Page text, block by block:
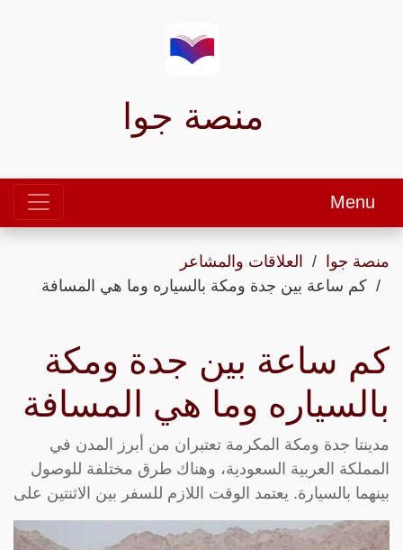
منصة جوا
Menu
منصة جوا
العلاقات والمشاعر
كم ساعة بين جدة ومكة بالسياره وما هي المسافة
كم ساعة بين جدة ومكة
بالسياره وما هي المسافة
مدينتا جدة ومكة المكرمة تعتبران من أبرز المدن في
المملكة العربية السعودية، وهناك طرق مختلفة للوصول
بينهما بالسيارة. يعتمد الوقت اللازم للسفر بين الاثنتين على